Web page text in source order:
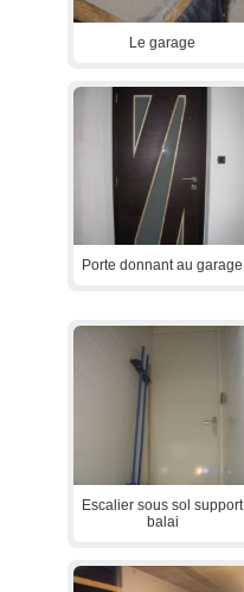
Le garage
Porte donnant au garage
Escalier sous sol support
balai